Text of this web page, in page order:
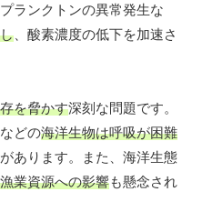
ランクトンの異常発生な
、酸素濃度の低下を加速さ
を脅かす深刻な問題です。
どの海洋生物は呼吸が困難
あります。また、海洋生態
漁業資源への影響も懸念され